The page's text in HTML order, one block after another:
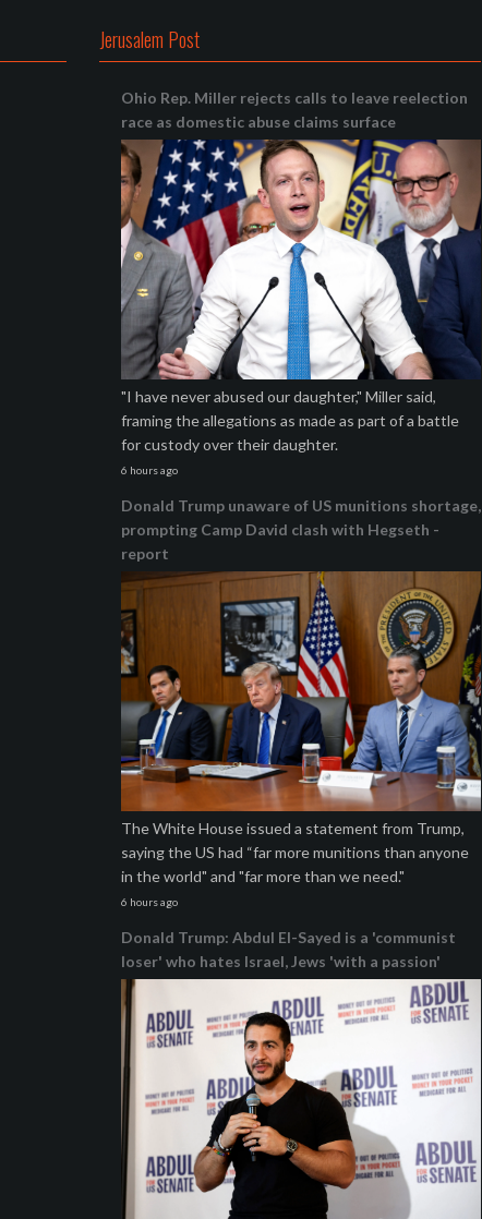
Jerusalem Post
Ohio Rep. Miller rejects calls to leave reelection
race as domestic abuse claims surface
"I have never abused our daughter," Miller said,
framing the allegations as made as part of a battle
for custody over their daughter.
6 hours ago
Donald Trump unaware of US munitions shortage,
prompting Camp David clash with Hegseth -
report
The White House issued a statement from Trump,
saying the US had “far more munitions than anyone
in the world" and "far more than we need."
6 hours ago
Donald Trump: Abdul El-Sayed is a 'communist
loser' who hates Israel, Jews 'with a passion'